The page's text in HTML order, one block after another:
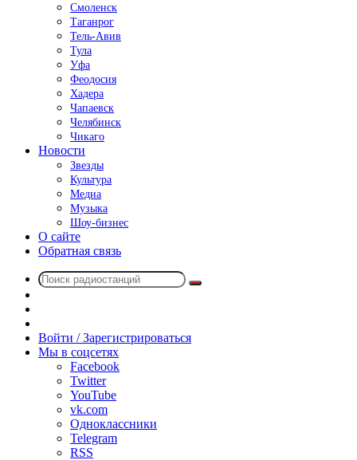
Смоленск
Таганрог
Тель-Авив
Тула
Уфа
Феодосия
Хадера
Чапаевск
Челябинск
Чикаго
Новости
Звезды
Культура
Медиа
Музыка
Шоу-бизнес
О сайте
Обратная связь
Поиск
радио
Войти / Зарегистрироваться
Мы в соцсетях
Facebook
Twitter
YouTube
vk.com
Одноклассники
Telegram
RSS